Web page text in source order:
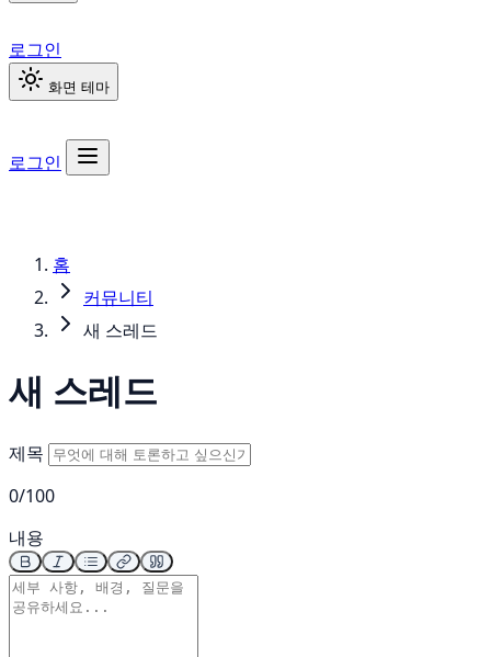
로그인
화면 테마
로그인
홈
커뮤니티
새 스레드
새 스레드
제목
0/100
내용